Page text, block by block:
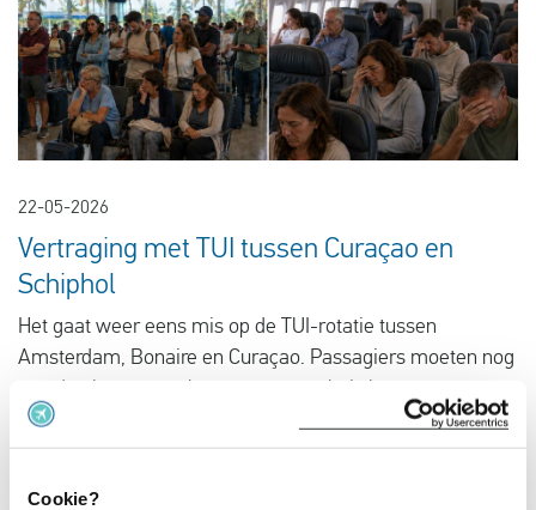
Cookie?
22-05-2026
Vertraging met TUI tussen Curaçao en
Schiphol
Het gaat weer eens mis op de TUI-rotatie tussen
Amsterdam, Bonaire en Curaçao. Passagiers moeten nog